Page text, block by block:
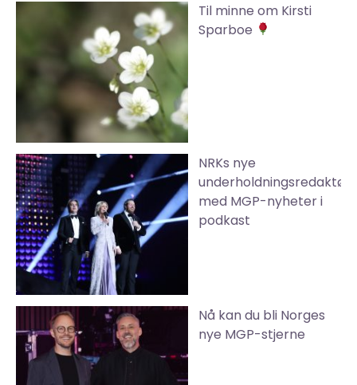
Til minne om Kirsti
Sparboe
NRKs nye
underholdningsredaktør
med MGP-nyheter i
podkast
Nå kan du bli Norges
nye MGP-stjerne